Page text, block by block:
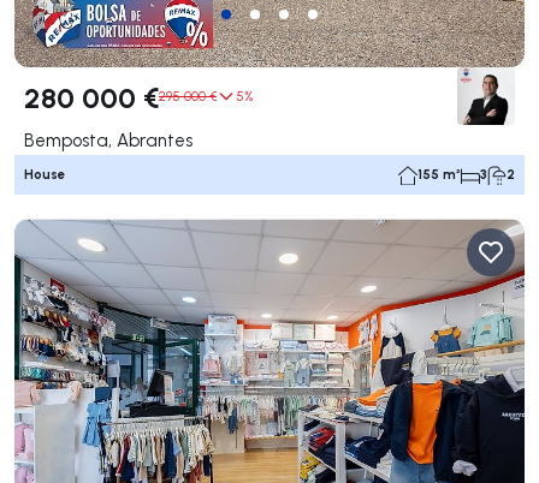
280 000 €295 000 € 5%
Bemposta, Abrantes
House 155 m² 3 2